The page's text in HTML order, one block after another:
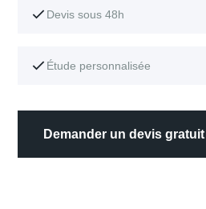
Devis sous 48h
Étude personnalisée
Demander un devis gratuit